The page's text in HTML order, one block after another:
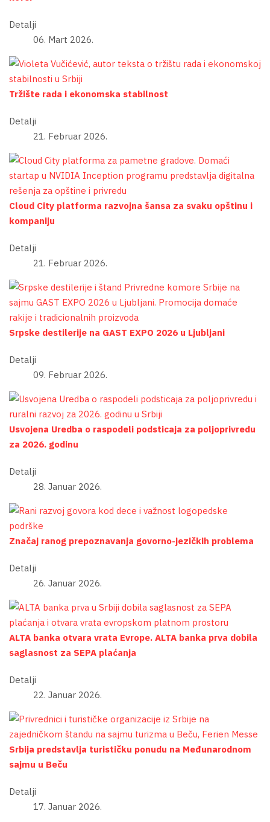
Detalji
06. Mart 2026.
Tržište rada i ekonomska stabilnost
Detalji
21. Februar 2026.
Cloud City platforma razvojna šansa za svaku opštinu i
kompaniju
Detalji
21. Februar 2026.
Srpske destilerije na GAST EXPO 2026 u Ljubljani
Detalji
09. Februar 2026.
Usvojena Uredba o raspodeli podsticaja za poljoprivredu
za 2026. godinu
Detalji
28. Januar 2026.
Značaj ranog prepoznavanja govorno-jezičkih problema
Detalji
26. Januar 2026.
ALTA banka otvara vrata Evrope. ALTA banka prva dobila
saglasnost za SEPA plaćanja
Detalji
22. Januar 2026.
Srbija predstavlja turističku ponudu na Međunarodnom
sajmu u Beču
Detalji
17. Januar 2026.